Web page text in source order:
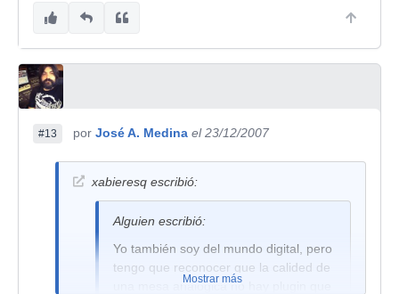
#13 por José A. Medina el 23/12/2007
xabieresq escribió:
Alguien escribió:
Yo también soy del mundo digital, pero
tengo que reconocer que la calided de
una mesa analógica no hay plugin que
Mostrar más